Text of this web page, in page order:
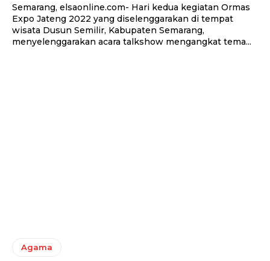
Semarang, elsaonline.com- Hari kedua kegiatan Ormas
Expo Jateng 2022 yang diselenggarakan di tempat
wisata Dusun Semilir, Kabupaten Semarang,
menyelenggarakan acara talkshow mengangkat tema...
Agama